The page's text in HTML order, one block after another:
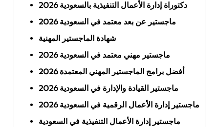
دكتوراة إدارة الأعمال التنفيذية بالسعودية 2026
ماجستير عن بعد معتمد في السعودية 2026
شهادة الماجستير المهنية
ماجستير مهني معتمد في السعودية 2026
أفضل برامج الماجستير المهني المعتمدة 2026
ماجستير القيادة والإدارة في السعودية 2026
ماجستير إدارة الأعمال الرقمية في السعودية 2026
ماجستير إدارة الأعمال التنفيذية في السعودية